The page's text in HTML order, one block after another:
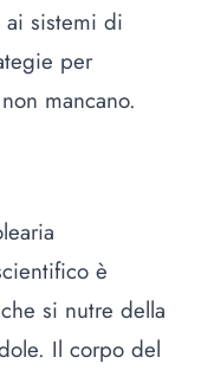
ai sistemi di
per
mancano.
è
si nutre della
Il corpo del